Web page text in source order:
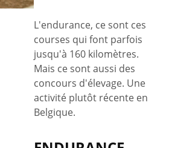
L'endurance, ce sont ces
courses qui font parfois
jusqu'à 160 kilomètres.
Mais ce sont aussi des
concours d'élevage. Une
activité plutôt récente en
Belgique.